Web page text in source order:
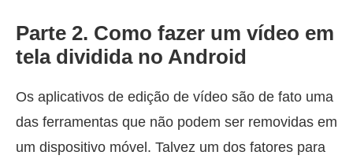
Parte 2. Como fazer um vídeo em
tela dividida no Android
Os aplicativos de edição de vídeo são de fato uma
das ferramentas que não podem ser removidas em
um dispositivo móvel. Talvez um dos fatores para